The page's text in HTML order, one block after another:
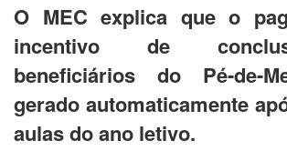
O MEC explica que o
incentivo de
beneficiários do Pé-de-
gerado automaticamente
aulas do ano letivo.